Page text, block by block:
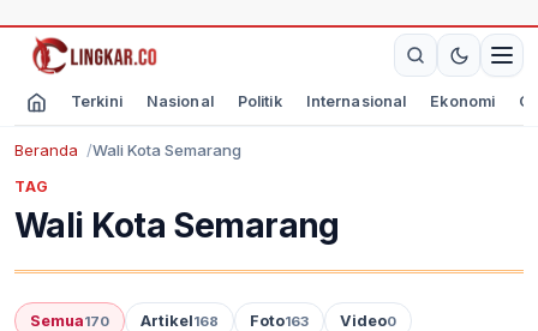
Terkini Nasional Politik Internasional Ekonomi
Beranda Wali Kota Semarang
TAG
Wali Kota Semarang
Semua170 Artikel168 Foto163 Video0